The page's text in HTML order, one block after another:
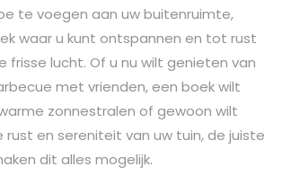
te voegen aan uw buitenruimte,
waar u kunt ontspannen en tot rust
frisse lucht. Of u nu wilt genieten van
met vrienden, een boek wilt
zonnestralen of gewoon wilt
en sereniteit van uw tuin, de juiste
dit alles mogelijk.